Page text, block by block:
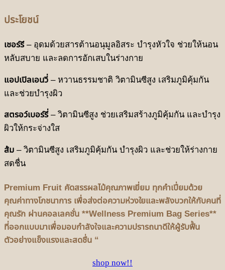
ประโยชน์
เชอร์รี– อุดมด้วยสารต้านอนุมูลอิสระ บำรุงหัวใจ ช่วยให้นอน
หลับสบาย และลดการอักเสบในร่างกาย
แอปเปิลเอนวี่ – หวานธรรมชาติ วิตามินซีสูง เสริมภูมิคุ้มกัน
และช่วยบำรุงผิว
สตรอว์เบอร์รี่– วิตามินซีสูง ช่วยเสริมสร้างภูมิคุ้มกัน และบำรุง
ผิวให้กระจ่างใส
ส้ม – วิตามินซีสูง เสริมภูมิคุ้มกัน บำรุงผิว และช่วยให้ร่างกาย
สดชื่น
Premium Fruit คัดสรรผลไม้คุณภาพเยี่ยม ทุกคำเปี่ยมด้วย
คุณค่าทางโภชนาการ เพื่อส่งต่อความห่วงใยและพลังบวกให้กับคนที่
คุณรัก ผ่านคอลเลคชั่น **Wellness Premium Bag Series**
ที่ออกแบบมาเพื่อมอบกำลังใจและความปรารถนาดีให้ผู้รับฟื้น
ตัวอย่างแข็งแรงและสดชื่น “
shop now!!